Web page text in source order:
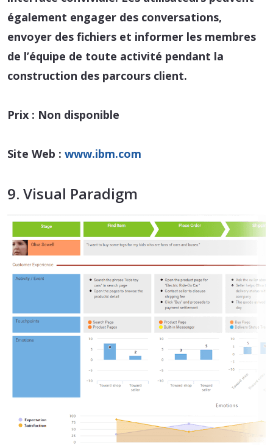
également engager des conversations,
envoyer des fichiers et informer les membres
de l’équipe de toute activité pendant la
construction des parcours client.
Prix : Non disponible
Site Web : www.ibm.com
9. Visual Paradigm